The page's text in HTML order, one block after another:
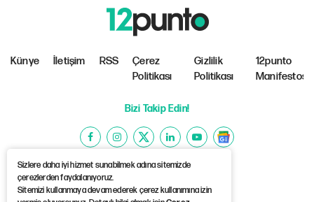
Sizlere daha iyi hizmet sunabilmek adına sitemizde
çerezlerden faydalanıyoruz.
Sitemizi kullanmaya devam ederek çerez kullanımına izin
Künye İletişim RSS
Çerez
Politikası
Gizlilik
Politikası
12punto
Manifestosu
Bizi Takip Edin!
©Copyright 2026 12punto